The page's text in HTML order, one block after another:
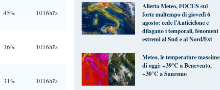
45% 1016hPa
36% 1016hPa
31% 1016hPa
Allerta Meteo, FOCUS sul
forte maltempo di giovedì 6
agosto: cede l’Anticiclone e
dilagano i temporali, fenomeni
estremi al Sud e al Nord/Est
Meteo, le temperature massime
di oggi: +39°C a Benevento,
+30°C a Sanremo